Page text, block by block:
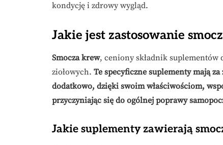
kondycję i zdrowy wygląd.
Jakie jest zastosowanie
Smocza krew, ceniony składnik suplementów
ziołowych. Te specyficzne suplementy mają
dodatkowo, dzięki swoim właściwościom,
przyczyniając się do ogólnej poprawy
Jakie suplementy zawierają